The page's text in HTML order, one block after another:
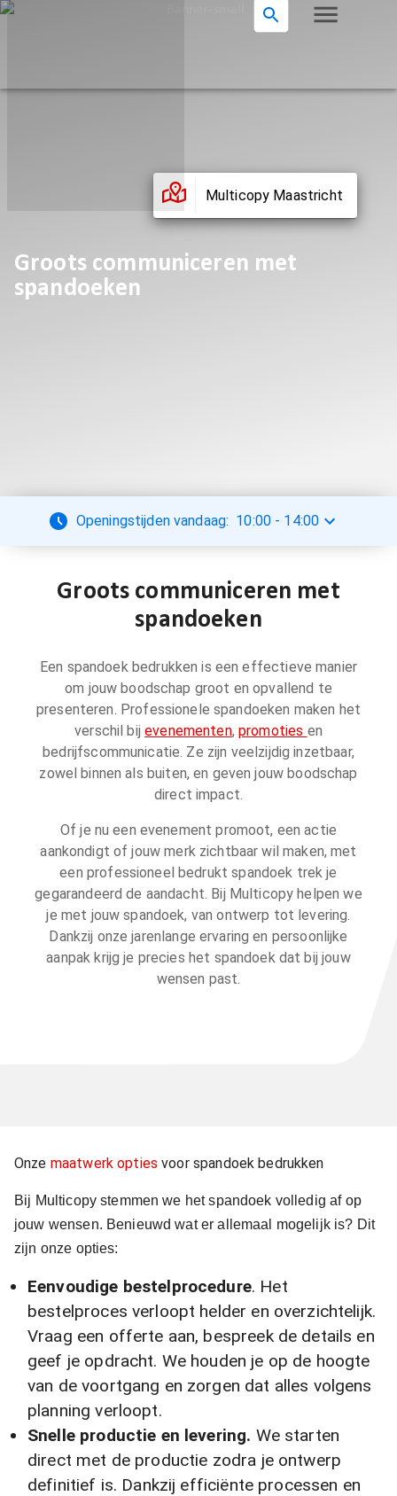
Multicopy Maastricht
Groots communiceren met
spandoeken
Openingstijden vandaag: 10:00 - 14:00
Groots communiceren met
spandoeken
Een spandoek bedrukken is een effectieve manier
om jouw boodschap groot en opvallend te
presenteren. Professionele spandoeken maken het
verschil bijevenementen,promoties en
bedrijfscommunicatie. Ze zijn veelzijdig inzetbaar,
zowel binnen als buiten, en geven jouw boodschap
direct impact.
Of je nu een evenement promoot, een actie
aankondigt of jouw merk zichtbaar wil maken, met
een professioneel bedrukt spandoek trek je
gegarandeerd de aandacht. Bij Multicopy helpen we
je met jouw spandoek, van ontwerp tot levering.
Dankzij onze jarenlange ervaring en persoonlijke
aanpak krijg je precies het spandoek dat bij jouw
wensen past.
Onze maatwerk opties voor spandoek bedrukken
Bij Multicopy stemmen we het spandoek volledig af op
jouw wensen. Benieuwd wat er allemaal mogelijk is? Dit
zijn onze opties:
Eenvoudige bestelprocedure. Het
bestelproces verloopt helder en overzichtelijk.
Vraag een offerte aan, bespreek de details en
geef je opdracht. We houden je op de hoogte
van de voortgang en zorgen dat alles volgens
planning verloopt.
Snelle productie en levering. We starten
direct met de productie zodra je ontwerp
definitief is. Dankzij efficiënte processen en